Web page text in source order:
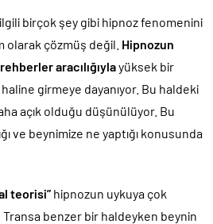
birçok şey gibi hipnoz fenomenini
olarak çözmüş değil. Hipnozun
aracılığıylayüksek bir
girmeye dayanıyor. Bu haldeki
açık olduğu düşünülüyor. Bu
ve beynimize ne yaptığı konusunda
teorisi” hipnozun uykuya çok
benzer bir haldeyken beynin